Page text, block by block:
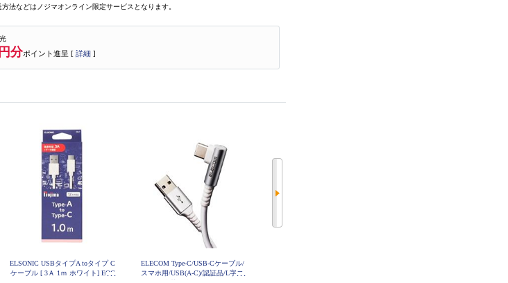
法などはノジマオンライン限定サービスとなります。
分ポイント進呈 [ 詳細 ]
ELSONIC USBタイプA toタイプ C
ケーブル [ 3Ａ 1ｍ ホワイト] EOC
ELECOM Type-C/USB-Cケーブル/
スマホ用/USB(A-C)/認証品/L字コ